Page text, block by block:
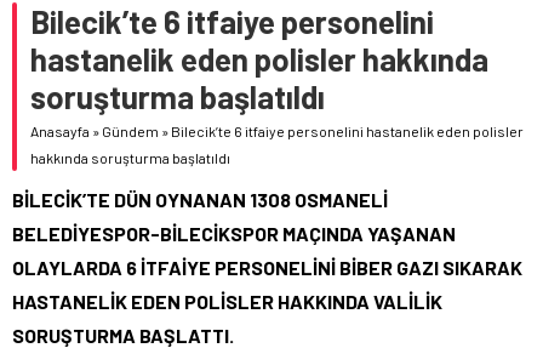
Bilecik’te 6 itfaiye personelini
hastanelik eden polisler hakkında
soruşturma başlatıldı
Anasayfa » Gündem » Bilecik’te 6 itfaiye personelini hastanelik eden polisler
hakkında soruşturma başlatıldı
BİLECİK’TE DÜN OYNANAN 1308 OSMANELİ
BELEDİYESPOR-BİLECİKSPOR MAÇINDA YAŞANAN
OLAYLARDA 6 İTFAİYE PERSONELİNİ BİBER GAZI SIKARAK
HASTANELİK EDEN POLİSLER HAKKINDA VALİLİK
SORUŞTURMA BAŞLATTI.